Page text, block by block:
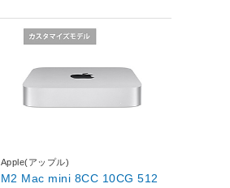
Apple(アップル)
M2 Mac mini 8CC 10CG 512